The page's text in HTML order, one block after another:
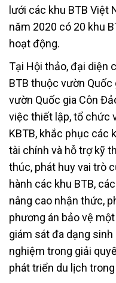
lưới các khu BTB Việt
năm 2020 có 20 khu
hoạt động.
Tại Hội thảo, đại diện
BTB thuộc vườn Quốc
vườn Quốc gia Côn
việc thiết lập, tổ chức
KBTB, khắc phục các
tài chính và hỗ trợ kỹ
thúc, phát huy vai trò
hành các khu BTB,
nâng cao nhận thức,
phương án bảo vệ
giám sát đa dạng
nghiệm trong giải
phát triển du lịch